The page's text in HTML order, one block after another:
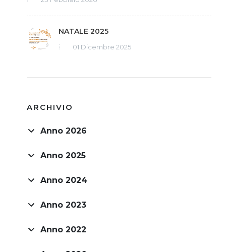
NATALE 2025
01 Dicembre 2025
ARCHIVIO
Anno 2026
Anno 2025
Anno 2024
Anno 2023
Anno 2022